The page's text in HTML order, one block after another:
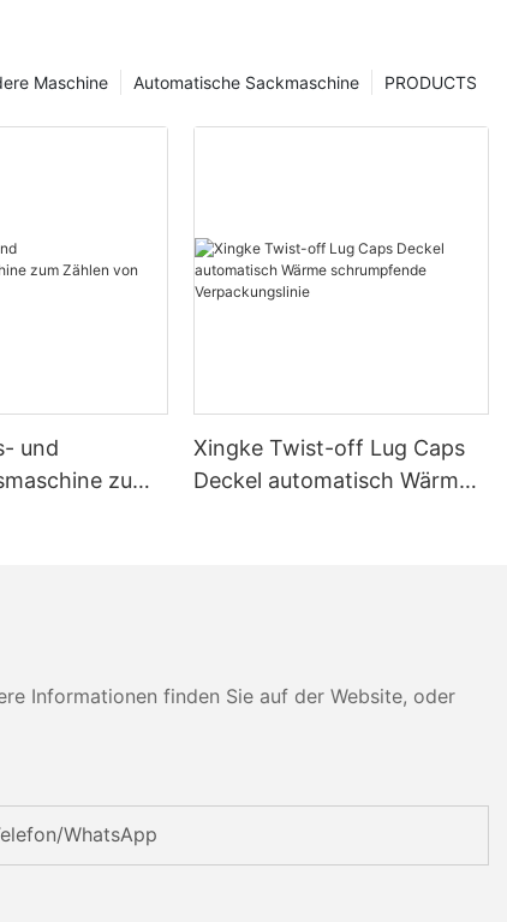
PRODUCTS
Automatische Sackmaschine
Maschine
und
zum
Xingke Twist-off Lug Caps
Deckel automatisch Wärme
Informationen finden Sie auf der Website, oder
WhatsApp